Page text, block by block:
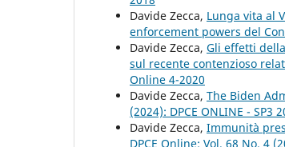
Davide Zecca, Lunga vita al
enforcement powers del
Davide Zecca, Gli effetti
sul recente contenzioso
Online 4-2020
Davide Zecca, The Biden
(2024): DPCE ONLINE - SP3
Davide Zecca, Immunità
DPCE Online: Vol. 68 No. 4